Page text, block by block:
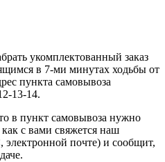
укомплектованный заказ
в 7-ми минутах ходьбы от
пункта самовывоза
13-14.
в пункт самовывоза нужно
как с вами свяжется наш
почте) и сообщит,